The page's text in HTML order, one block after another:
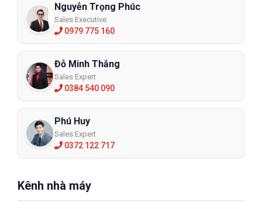
Nguyễn Trọng Phúc
Sales Executive
0979 775 160
Đỗ Minh Thắng
Sales Expert
0384 540 090
Phú Huy
Sales Expert
0372 122 717
Kênh nhà máy